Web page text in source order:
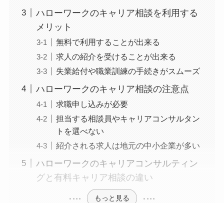
ハローワークのキャリア相談を利用する
メリット
無料で利用することが出来る
求人の紹介を受けることが出来る
失業給付や職業訓練の手続きがスムーズ
ハローワークのキャリア相談の注意点
求職申し込みが必要
担当する相談員やキャリアコンサルタン
トを選べない
紹介される求人は地元の中小企業が多い
ハローワークのキャリアコンサルティン
グと有料キャリア相談の違い
もっと見る